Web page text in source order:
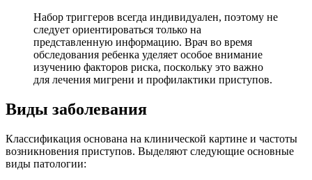
Набор триггеров всегда индивидуален, поэтому не
следует ориентироваться только на
представленную информацию. Врач во время
обследования ребенка уделяет особое внимание
изучению факторов риска, поскольку это важно
для лечения мигрени и профилактики приступов.
Виды заболевания
Классификация основана на клинической картине и частоты
возникновения приступов. Выделяют следующие основные
виды патологии: